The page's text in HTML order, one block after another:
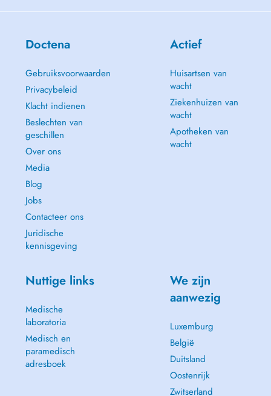
Doctena
Gebruiksvoorwaarden
Privacybeleid
Klacht indienen
Beslechten van
geschillen
Over ons
Media
Blog
Jobs
Contacteer ons
Juridische
kennisgeving
Actief
Huisartsen van
wacht
Ziekenhuizen van
wacht
Apotheken van
wacht
Nuttige links
Medische
laboratoria
Medisch en
paramedisch
adresboek
We zijn
aanwezig
Luxemburg
België
Duitsland
Oostenrijk
Zwitserland